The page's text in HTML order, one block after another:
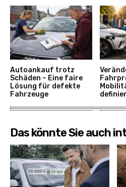
Autoankauf trotz
Schäden – Eine faire
Lösung für defekte
Fahrzeuge
Das könnte Sie auch